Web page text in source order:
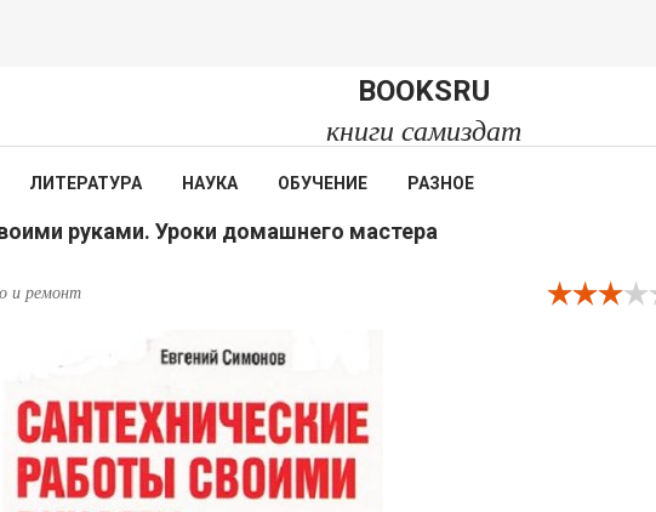
BOOKSRU
книги самиздат
ЛИТЕРАТУРА НАУКА ОБУЧЕНИЕ РАЗНОЕ
руками. Уроки домашнего мастера
и ремонт